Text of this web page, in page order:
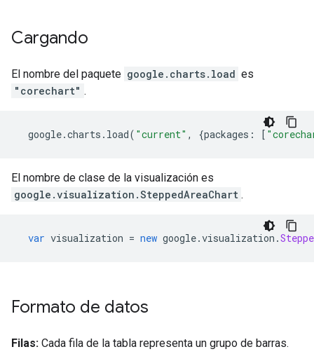
Cargando
El nombre del paquete google.charts.load es
"corechart" .
google.charts . load( "current" , {packages : [
El nombre de clase de la visualización es
google.visualization.SteppedAreaChart .
var visualization = new google.visualization .
Formato de datos
Filas: Cada fila de la tabla representa un grupo de barras.